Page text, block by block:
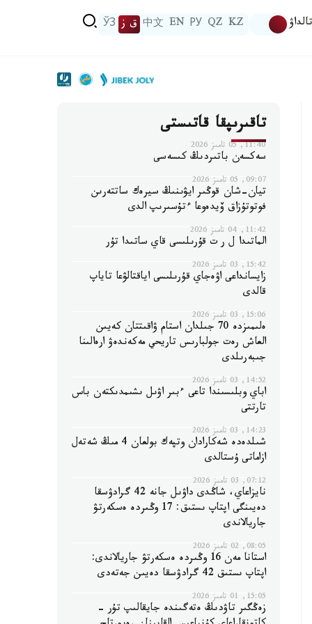
تالداۋ KZ
QZ
РУ
EN
中文 ق ز ЎЗ
تاقىرىپقا قاتىستى
11:40, 05 تامىز 2026
سەكسەن باتىردىڭ كىسەسى
09:07, 05 تامىز 2026
تيان-شان قوڭىر ايۋىنىڭ سيرەك ساتتەرىن
فوتوتۇزاق ۆيدەوعا ءتۇسىرىپ الدى
11:42, 04 تامىز 2026
الماتىدا ل ر ت قۇرىلىسى قاي ساتىدا تۇر
15:42, 03 تامىز 2026
زايسانداعى اۋەجاي قۇرىلىسى اياقتالۋعا تاياپ
قالدى
15:06, 03 تامىز 2026
ەلىمىزدە 70 جىلدان استام ۋاقىتتان كەيىن
العاش رەت جولبارىس تاريحي مەكەندەۋ ارەالىنا
جىبەرىلدى
14:52, 03 تامىز 2026
اباي وبلىسىندا تاعى ءبىر اۋىل ىشىمدىكتەن باس
تارتتى
14:23, 03 تامىز 2026
شىلدەدە شەكارادان وتپەك بولعان 4 مىڭ شەتەل
ازاماتى ۇستالدى
07:12, 03 تامىز 2026
نايزاعاي، شاڭدى داۋىل جانە 42 گرادۋسقا
دەيىنگى اپتاپ ىستىق: 17 وڭىردە ەسكەرتۋ
جاريالاندى
08:05, 02 تامىز 2026
استانا مەن 16 وڭىردە ەسكەرتۋ جاريالاندى:
اپتاپ ىستىق 42 گرادۋسقا دەيىن جەتەدى
15:05, 01 تامىز 2026
زەڭگىر تاۋدىڭ ەتەگىندە جايقالىپ تۇر -